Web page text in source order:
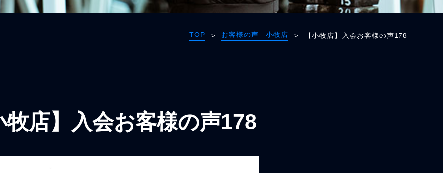
TOP > お客様の声 小牧店 > 【小牧店】入会お客様の声178
牧店】入会お客様の声178